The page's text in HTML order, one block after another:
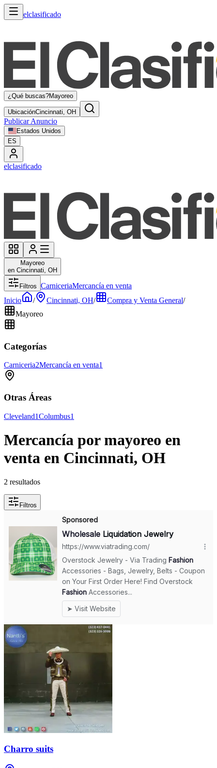
elclasificado
¿Qué buscas?Mayoreo
UbicaciónCincinnati, OH
Publicar Anuncio
Estados Unidos
ES
elclasificado
Mayoreo
en Cincinnati, OH
Filtros CarniceriaMercancía en venta
Inicio
/ Cincinnati, OH/ Compra y Venta General/
Mayoreo
Categorías
Carniceria2Mercancía en venta1
Otras Áreas
Cleveland1Columbus1
Mercancía por mayoreo en
venta en Cincinnati, OH
2 resultados
Filtros
Charro suits